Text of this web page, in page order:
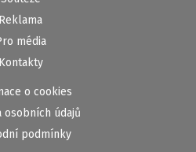
Reklama
média
Kontakty
o cookies
osobních údajů
podmínky